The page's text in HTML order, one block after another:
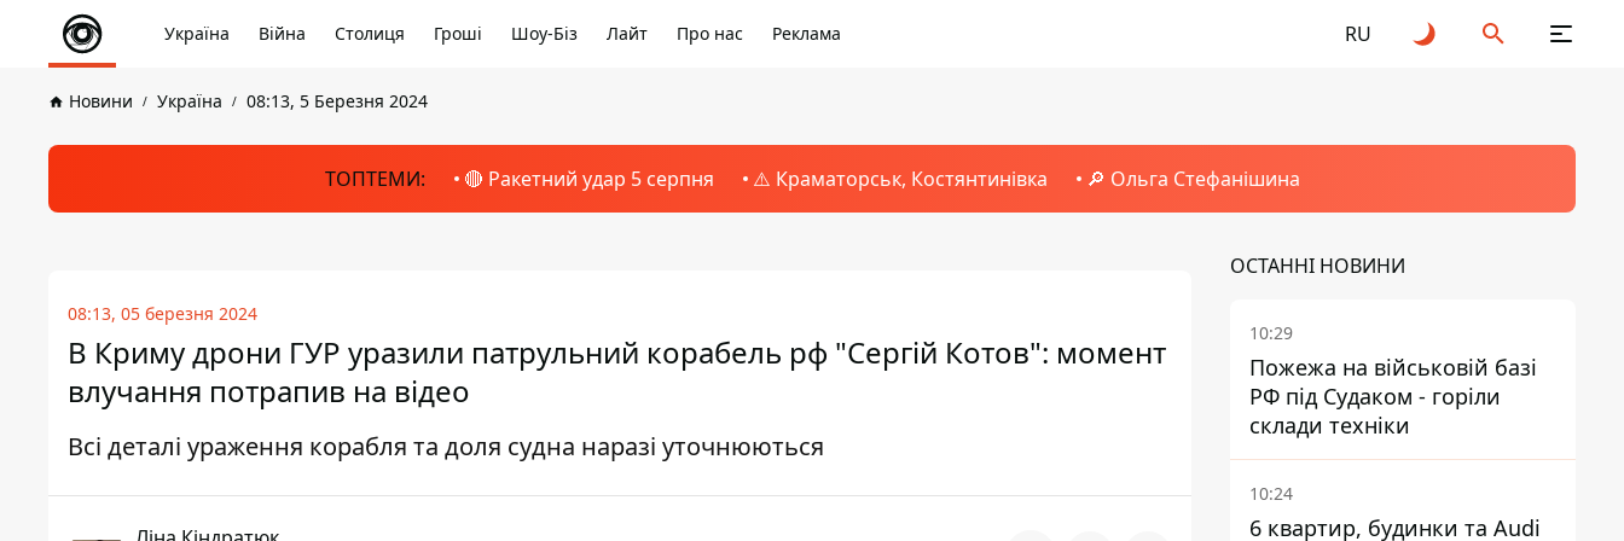
Україна Війна Столиця Гроші Шоу-Біз Лайт Про нас Реклама RU
Новини Україна 08:13, 5 Березня 2024
ТОПТЕМИ: 🔴 Ракетний удар 5 серпня ⚠️ Краматорськ, Костянтинівка 🔎 Ольга Стефанішина
08:13, 05 березня 2024
В Криму дрони ГУР уразили патрульний корабель рф "Сергій Котов": момент
влучання потрапив на відео
Всі деталі ураження корабля та доля судна наразі уточнюються
ОСТАННІ НОВИНИ
10:29
Пожежа на військовій базі
РФ під Судаком - горіли
склади техніки
10:24
6 квартир, будинки та Audi